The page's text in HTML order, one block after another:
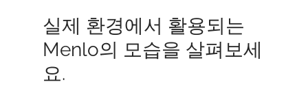
실제 환경에서 활용되는
Menlo의 모습을 살펴보세
요.